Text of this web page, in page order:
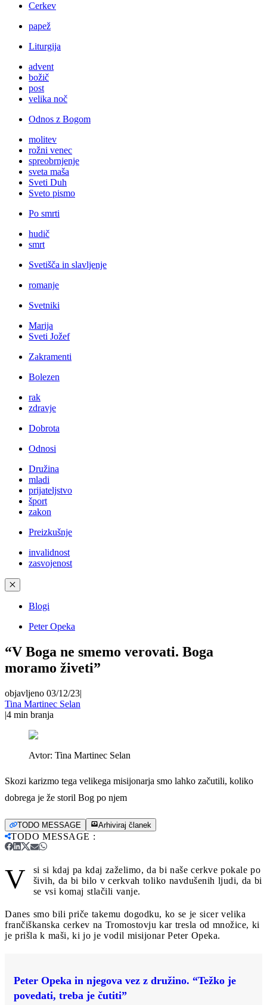
Cerkev
papež
Liturgija
advent
božič
post
velika noč
Odnos z Bogom
molitev
rožni venec
spreobrnjenje
sveta maša
Sveti Duh
Sveto pismo
Po smrti
hudič
smrt
Svetišča in slavljenje
romanje
Svetniki
Marija
Sveti Jožef
Zakramenti
Bolezen
rak
zdravje
Dobrota
Odnosi
Družina
mladi
prijateljstvo
šport
zakon
Preizkušnje
invalidnost
zasvojenost
✕
Blogi
Peter Opeka
“V Boga ne smemo verovati. Boga
moramo živeti”
objavljeno 03/12/23|
Tina Martinec Selan
|4 min branja
Avtor: Tina Martinec Selan
Skozi karizmo tega velikega misijonarja smo lahko začutili, koliko
dobrega je že storil Bog po njem
TODO MESSAGE Arhiviraj članek
TODO MESSAGE :
V
si si kdaj pa kdaj zaželimo, da bi naše cerkve pokale po
šivih, da bi bilo v cerkvah toliko navdušenih ljudi, da bi
se vsi komaj stlačili vanje.
Danes smo bili priče takemu dogodku, ko se je sicer velika
frančiškanska cerkev na Tromostovju kar tresla od množice, ki
je prišla k maši, ki jo je vodil misijonar Peter Opeka.
Peter Opeka in njegova vez z družino. “Težko je
povedati, treba je čutiti”